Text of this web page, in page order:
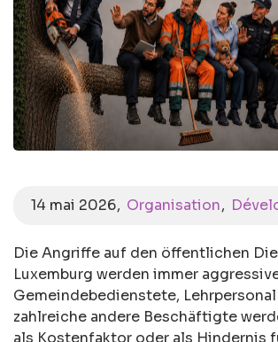
14 mai 2026 Organisation
Die Angriffe auf den öffentlichen
Luxemburg werden immer
Gemeindebedienstete,
zahlreiche andere Beschäftigte
als Kostenfaktor oder als Hindernis